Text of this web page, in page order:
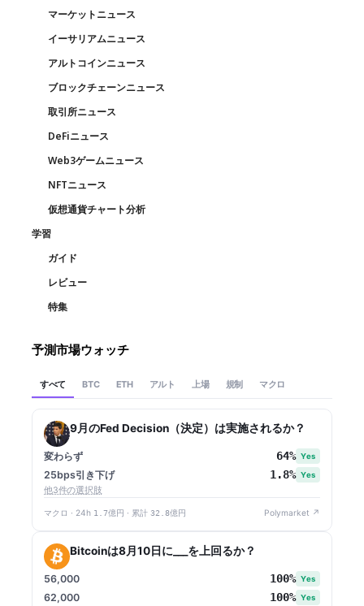
マーケットニュース
イーサリアムニュース
アルトコインニュース
ブロックチェーンニュース
取引所ニュース
DeFiニュース
Web3ゲームニュース
NFTニュース
仮想通貨チャート分析
学習
ガイド
レビュー
特集
予測市場ウォッチ
すべて BTC ETH アルト 上場 規制 マクロ
9月のFed Decision（決定）は実施されるか？
変わらず 64% Yes
25bps引き下げ 1.8% Yes
他3件の選択肢
マクロ · 24h 1.7億円 · 累計 32.8億円 Polymarket ↗
Bitcoinは8月10日に___を上回るか？
56,000 100% Yes
62,000 100% Yes